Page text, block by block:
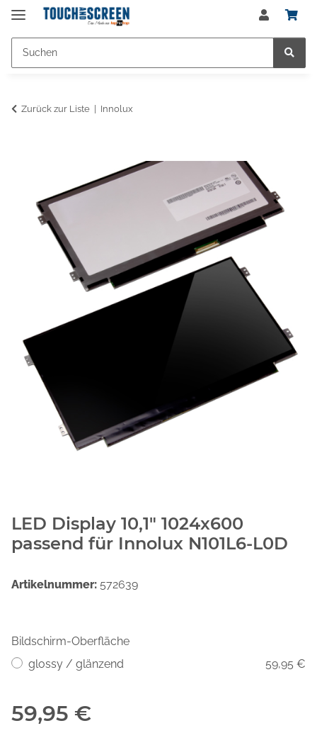
Zurück zur Liste Innolux
LED Display 10,1" 1024x600
passend für Innolux N101L6-L0D
Artikelnummer: 572639
Bildschirm-Oberfläche
glossy / glänzend
59,95 €
59,95 €